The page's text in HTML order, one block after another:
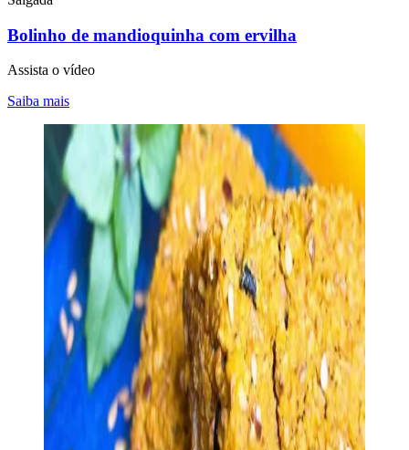
Bolinho de mandioquinha com ervilha
Assista o vídeo
Saiba mais